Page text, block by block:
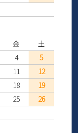
金
土
4
5
11
12
18
19
25
26